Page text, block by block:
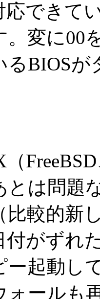
できて
。変に00
るBIOS
とは問題
比較的新
付がずれ
ー起動し
ォールも